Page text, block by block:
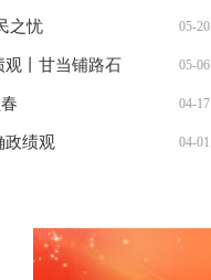
之忧 05-20
观丨甘当铺路石 05-06
04-17
政绩观 04-01